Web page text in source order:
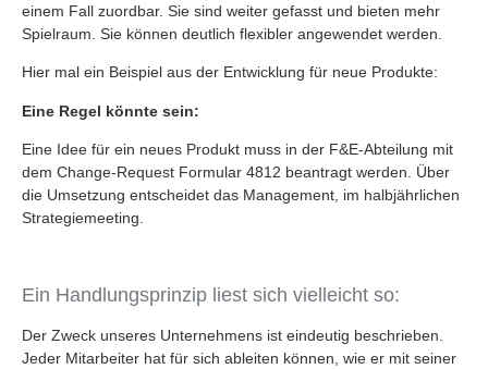
einem Fall zuordbar. Sie sind weiter gefasst und bieten mehr
Spielraum. Sie können deutlich flexibler angewendet werden.
Hier mal ein Beispiel aus der Entwicklung für neue Produkte:
Eine Regel könnte sein:
Eine Idee für ein neues Produkt muss in der F&E-Abteilung mit
dem Change-Request Formular 4812 beantragt werden. Über
die Umsetzung entscheidet das Management, im halbjährlichen
Strategiemeeting.
Ein Handlungsprinzip liest sich vielleicht so:
Der Zweck unseres Unternehmens ist eindeutig beschrieben.
Jeder Mitarbeiter hat für sich ableiten können, wie er mit seiner